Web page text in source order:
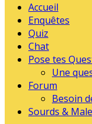
Accueil
Enquêtes
Quiz
Chat
Pose tes
Une
Forum
Besoin
Sourds &